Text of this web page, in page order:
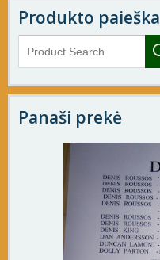
Produkto paieška
Panaši prekė